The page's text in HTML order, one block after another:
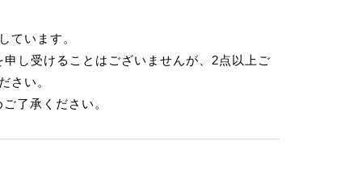
ています。
し受けることはございませんが、2点以上ご
さい。
了承ください。